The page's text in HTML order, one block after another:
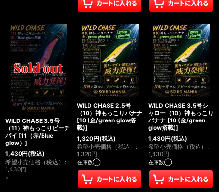
WILD CHASE 3.5号
（11）神もっこりピーチ
パイ [11（赤/Blue
glow） ]
1,430円(税込)
希望小売価格（税込） :
1,430円
×
WILD CHASE 2.5号
（10）神もっこりバナナ
[10 (金/green glow搭
載)]
1,320円(税込)
希望小売価格（税込） :
1,320円
在庫数◯
WILD CHASE 3.5号シ
ャロー（10）神もっこり
バナナ [10 (金/green
glow搭載)]
1,430円(税込)
希望小売価格（税込） :
1,430円
在庫数◯